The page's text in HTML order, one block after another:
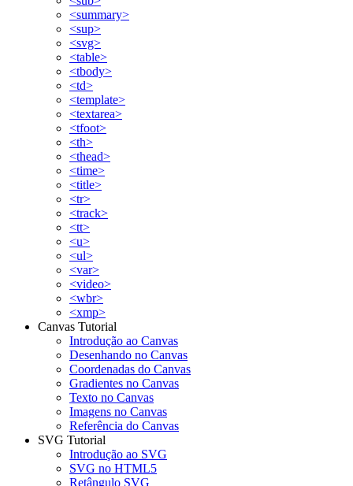
<summary>
<sup>
<svg>
<table>
<tbody>
<td>
<template>
<textarea>
<tfoot>
<th>
<thead>
<time>
<title>
<tr>
<track>
<tt>
<u>
<ul>
<var>
<video>
<wbr>
<xmp>
Canvas Tutorial
Introdução ao Canvas
Desenhando no Canvas
Coordenadas do Canvas
Gradientes no Canvas
Texto no Canvas
Imagens no Canvas
Referência do Canvas
SVG Tutorial
Introdução ao SVG
SVG no HTML5
Retângulo SVG